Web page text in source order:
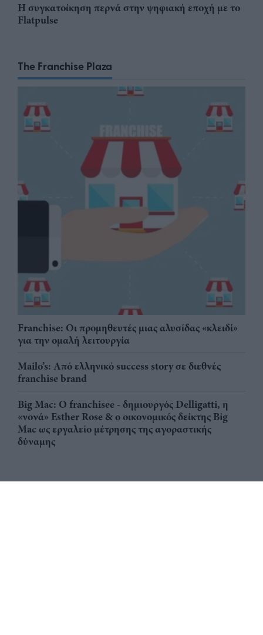
Η συγκατοίκηση περνά στην ψηφιακή εποχή με το
Flatpulse
The Franchise Plaza
Franchise: Οι προμηθευτές μιας αλυσίδας «κλειδί»
για την ομαλή λειτουργία
Mailo’s: Από ελληνικό success story σε διεθνές
franchise brand
Big Mac: Ο franchisee - δημιουργός Delligatti, η
«νονά» Esther Rose & ο οικονομικός δείκτης Big
Mac ως εργαλείο μέτρησης της αγοραστικής
δύναμης